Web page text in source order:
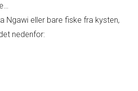
Ngawi eller bare fiske fra kysten,
nedenfor: